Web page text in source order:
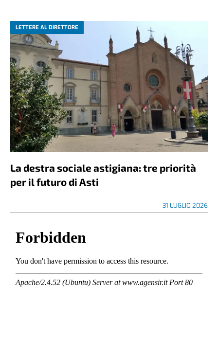
LETTERE AL DIRETTORE
La destra sociale astigiana: tre priorità
per il futuro di Asti
31 LUGLIO 2026